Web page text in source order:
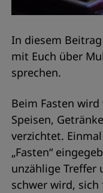
In diesem
mit Euch über
sprechen.
Beim Fasten
Speisen,
verzichtet.
„Fasten“
unzählige Treffer
schwer wird,